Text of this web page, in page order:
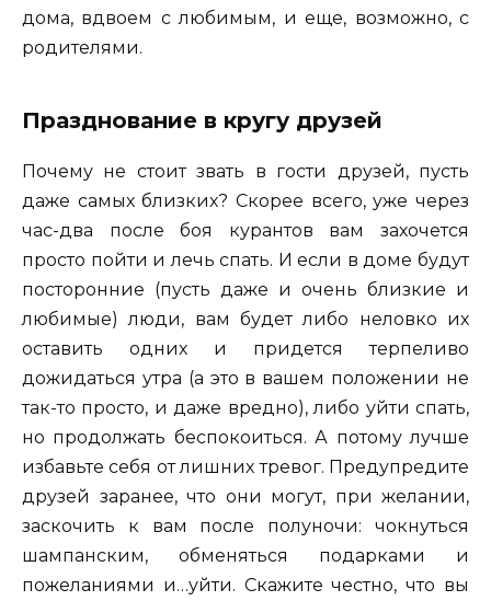
дома, вдвоем с любимым, и еще, возможно, с
родителями.
Празднование в кругу друзей
Почему не стоит звать в гости друзей, пусть
даже самых близких? Скорее всего, уже через
час-два после боя курантов вам захочется
просто пойти и лечь спать. И если в доме будут
посторонние (пусть даже и очень близкие и
любимые) люди, вам будет либо неловко их
оставить одних и придется терпеливо
дожидаться утра (а это в вашем положении не
так-то просто, и даже вредно), либо уйти спать,
но продолжать беспокоиться. А потому лучше
избавьте себя от лишних тревог. Предупредите
друзей заранее, что они могут, при желании,
заскочить к вам после полуночи: чокнуться
шампанским, обменяться подарками и
пожеланиями и…уйти. Скажите честно, что вы